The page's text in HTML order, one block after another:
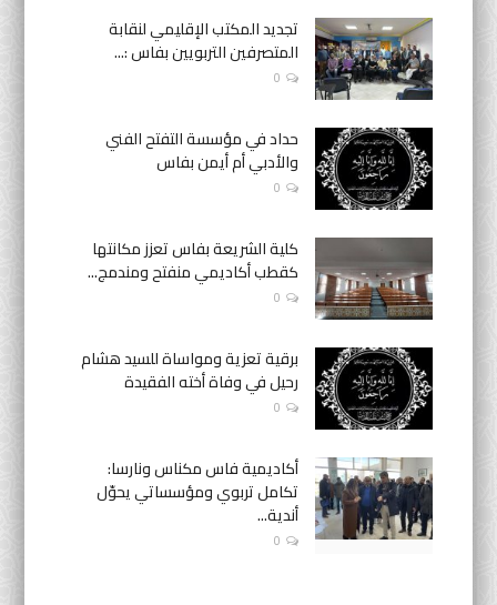
تجديد المكتب الإقليمي لنقابة
المتصرفين التربويين بفاس :...
0
حداد في مؤسسة التفتح الفني
والأدبي أم أيمن بفاس
0
كلية الشريعة بفاس تعزز مكانتها
كقطب أكاديمي منفتح ومندمج...
0
برقية تعزية ومواساة للسيد هشام
رحيل في وفاة أخته الفقيدة
0
أكاديمية فاس مكناس ونارسا:
تكامل تربوي ومؤسساتي يحوّل
أندية...
0